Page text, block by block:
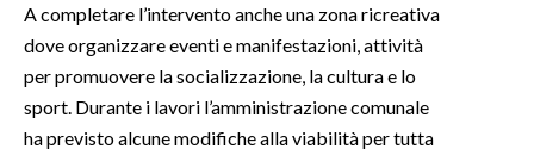
3 MINUTI CON
INSULARITÀ
INFO AZIENDE
A completare l’intervento anche una zona ricreativa
dove organizzare eventi e manifestazioni, attività
per promuovere la socializzazione, la cultura e lo
sport. Durante i lavori l’amministrazione comunale
ha previsto alcune modifiche alla viabilità per tutta